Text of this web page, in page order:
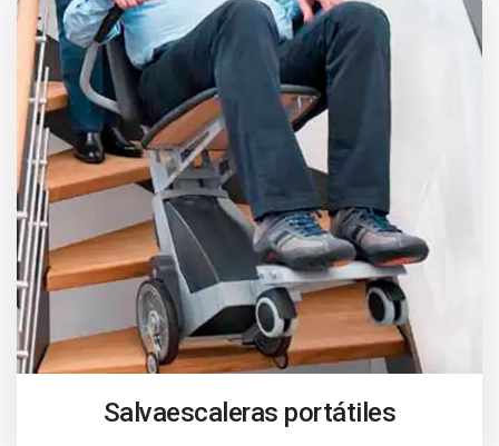
Salvaescaleras portátiles